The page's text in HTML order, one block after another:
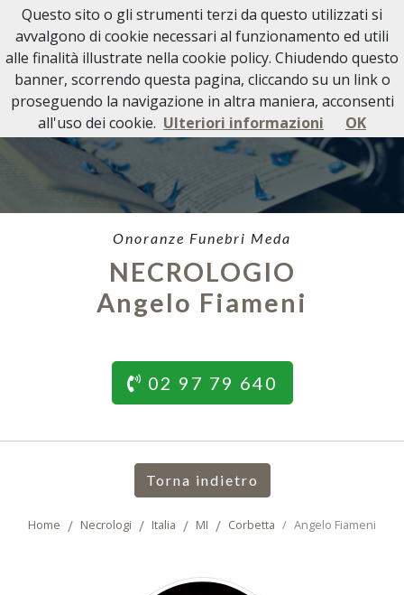
Onoranze Funebri Meda
NECROLOGIO
Angelo Fiameni
02 97 79 640
Torna indietro
Home Necrologi Italia MI Corbetta Angelo Fiameni
Questo sito o gli strumenti terzi da questo utilizzati si
avvalgono di cookie necessari al funzionamento ed utili
alle finalità illustrate nella cookie policy. Chiudendo questo
banner, scorrendo questa pagina, cliccando su un link o
proseguendo la navigazione in altra maniera, acconsenti
all'uso dei cookie. Ulteriori informazioni OK